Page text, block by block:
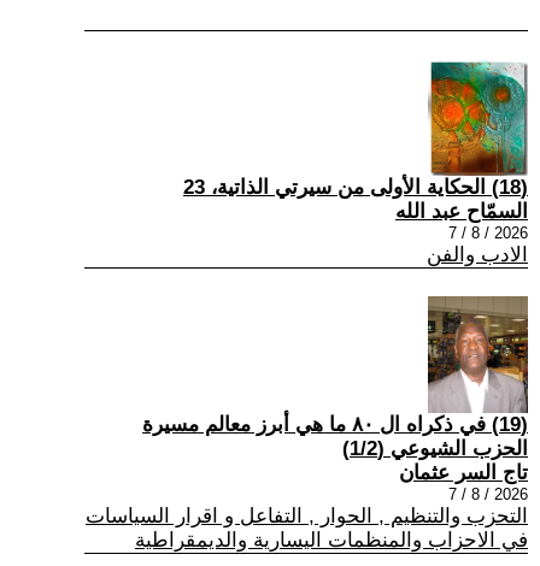
(18) الحكاية الأولى من سيرتي الذاتية، 23
السمّاح عبد الله
2026 / 8 / 7
الادب والفن
(19) في ذكراه ال ٨٠ ما هي أبرز معالم مسيرة
الحزب الشيوعي (1/2)
تاج السر عثمان
2026 / 8 / 7
التحزب والتنظيم , الحوار , التفاعل و اقرار السياسات
في الاحزاب والمنظمات اليسارية والديمقراطية